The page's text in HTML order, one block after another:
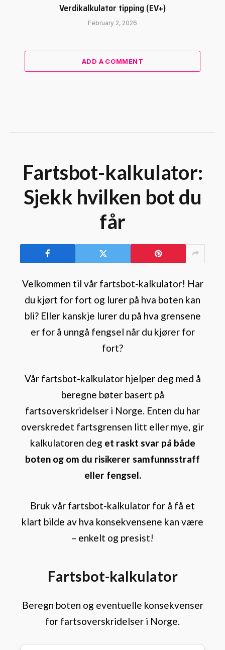
Verdikalkulator tipping (EV+)
February 2, 2026
ADD A COMMENT
Fartsbot-kalkulator:
Sjekk hvilken bot du
får
Velkommen til vår fartsbot-kalkulator! Har
du kjørt for fort og lurer på hva boten kan
bli? Eller kanskje lurer du på hva grensene
er for å unngå fengsel når du kjører for
fort?
Vår fartsbot-kalkulator hjelper deg med å
beregne bøter basert på
fartsoverskridelser i Norge. Enten du har
overskredet fartsgrensen litt eller mye, gir
kalkulatoren deg et raskt svar på både
boten og om du risikerer samfunnsstraff
eller fengsel.
Bruk vår fartsbot-kalkulator for å få et
klart bilde av hva konsekvensene kan være
– enkelt og presist!
Fartsbot-kalkulator
Beregn boten og eventuelle konsekvenser
for fartsoverskridelser i Norge.